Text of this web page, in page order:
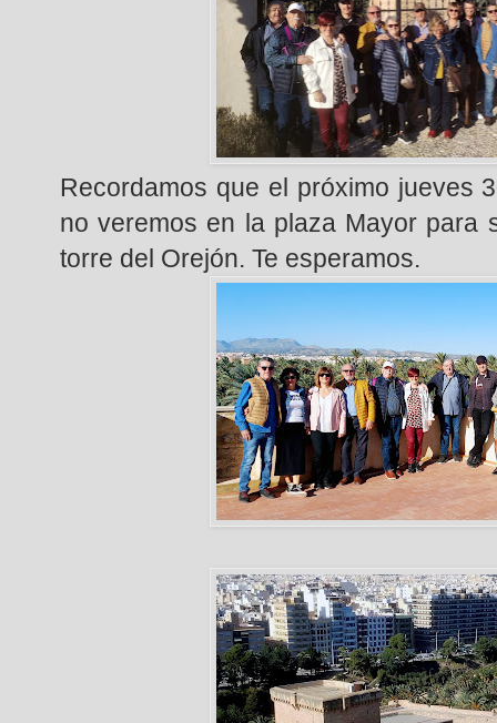
Recordamos que el próximo jueves
no veremos en la plaza Mayor para
torre del Orejón. Te esperamos.